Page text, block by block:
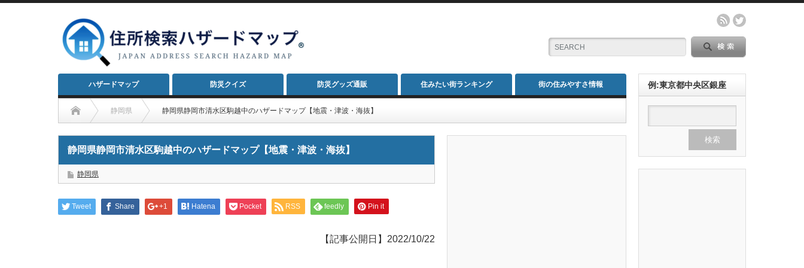
ハザードマップ 防災クイズ 防災グッズ通販 住みたい街ランキング 街の住みやすさ情報
静岡県 静岡県静岡市清水区駒越中のハザードマップ【地震・津波・海抜】
静岡県静岡市清水区駒越中のハザードマップ【地震・津波・海抜】
静岡県
Tweet Share +1 Hatena Pocket RSS feedly Pin it
【記事公開日】2022/10/22
例:東京都中央区銀座